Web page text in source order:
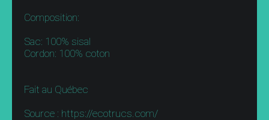
Composition:
Sac: 100% sisal
Cordon: 100% coton
Fait au Québec
Source : https://ecotrucs.com/